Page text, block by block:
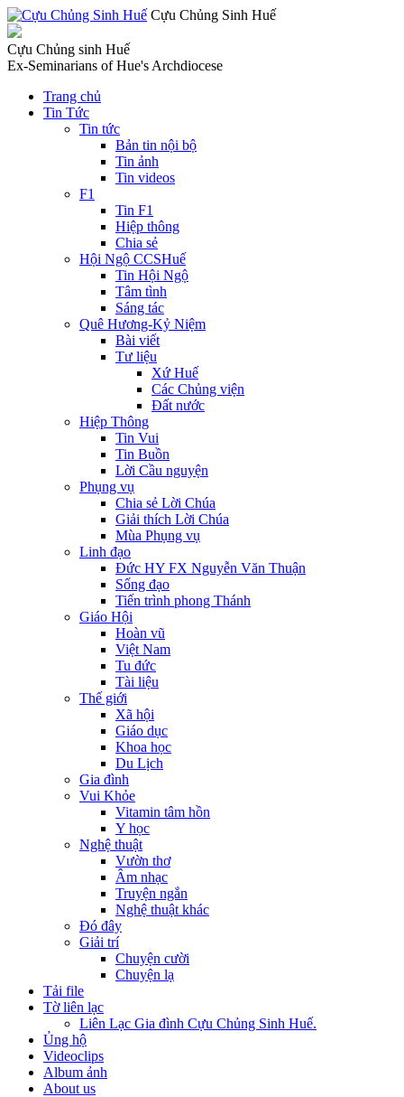
Cựu Chủng Sinh Huế
Cựu Chủng sinh Huế
Ex-Seminarians of Hue's Archdiocese
Trang chủ
Tin Tức
Tin tức
Bản tin nội bộ
Tin ảnh
Tin videos
F1
Tin F1
Hiệp thông
Chia sẻ
Hội Ngộ CCSHuế
Tin Hội Ngộ
Tâm tình
Sáng tác
Quê Hương-Kỷ Niệm
Bài viết
Tư liệu
Xứ Huế
Các Chủng viện
Đất nước
Hiệp Thông
Tin Vui
Tin Buồn
Lời Cầu nguyện
Phụng vụ
Chia sẻ Lời Chúa
Giải thích Lời Chúa
Mùa Phụng vụ
Linh đạo
Đức HY FX Nguyễn Văn Thuận
Sống đạo
Tiến trình phong Thánh
Giáo Hội
Hoàn vũ
Việt Nam
Tu đức
Tài liệu
Thế giới
Xã hội
Giáo dục
Khoa học
Du Lịch
Gia đình
Vui Khỏe
Vitamin tâm hồn
Y học
Nghệ thuật
Vườn thơ
Âm nhạc
Truyện ngắn
Nghệ thuật khác
Đó đây
Giải trí
Chuyện cười
Chuyện lạ
Tải file
Tờ liên lạc
Liên Lạc Gia đình Cựu Chủng Sinh Huế.
Ủng hộ
Videoclips
Album ảnh
About us